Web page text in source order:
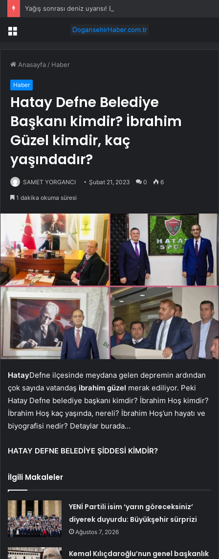
Menü
Anasayfa / Haber
Haber
Hatay Defne Belediye
Başkanı kimdir? İbrahim
Güzel kimdir, kaç
yaşındadır?
SAMET YORGANCI Şubat 21, 2023 0 6
1 dakika okuma süresi
HatayDefne ilçesinde meydana gelen depremin ardından
çok sayıda vatandaş ibrahim güzel merak ediliyor. Peki
Hatay Defne belediye başkanı kimdir? İbrahim Hoş kimdir?
İbrahim Hoş kaç yaşında, nereli? İbrahim Hoş’un hayatı ve
biyografisi nedir? Detaylar burada…
HATAY DEFNE BELEDİYE ŞİDDESİ KİMDİR?
İlgili Makaleler
YENİ Partili isim ‘yarın göreceksiniz’
diyerek duyurdu: Büyükşehir sürprizi
Ağustos 7, 2026
Kemal Kılıçdaroğlu’nun genel başkanlık